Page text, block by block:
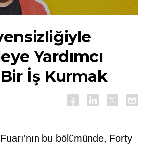
dinlemek
Yardımcı
İş Kurmak
bu bölümünde, Forty